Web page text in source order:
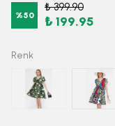
%50
₺ 399.90
₺ 199.95
Renk